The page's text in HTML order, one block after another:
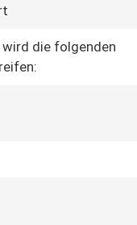
die folgenden